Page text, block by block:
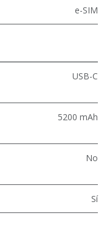
e-SIM
USB-C
5200 mAh
No
Sí